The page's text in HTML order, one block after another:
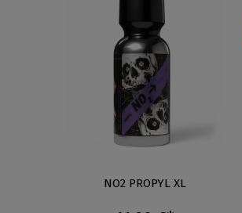
NO2 PROPYL XL